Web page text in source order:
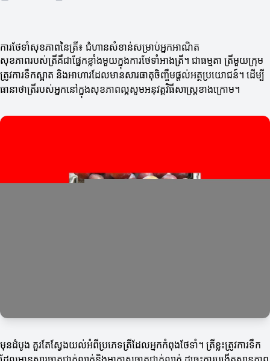
ការថែទាំសុខភាពនៃត្រី៖ ជំហានសំខាន់សម្រាប់អ្នកអាណិត
សុខភាពរបស់ត្រីគឺជាផ្នែកខ្លាំងមួយក្នុងការថែទាំអាងត្រី។ ជាធម្មតា ត្រីមួយក្រុម
ត្រូវការទឹកស្អាត និងអាហារដែលមានសារធាតុចិញ្ចឹមផ្ដល់អត្ថប្រយោជន៍។ ដើម្បី
ធានាថាត្រីរបស់អ្នកនៅក្នុងសុខភាពល្អសូមអនុវត្តវិធីសាស្ត្រខាងក្រោម។
មុនដំបូង គួរតែស្វែងយល់អំពីប្រភេទត្រីដែលអ្នកកំពុងថែទាំ។ ត្រីខ្លះត្រូវការទឹក